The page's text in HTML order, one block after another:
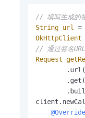
// 填写生成的签
String url =
OkHttpClient
// 通过签名URL
Request
@Override